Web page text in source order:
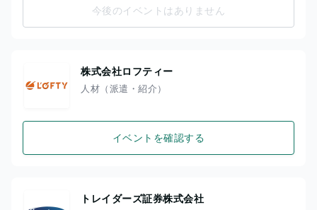
今後のイベントはありません
株式会社ロフティー
人材（派遣・紹介）
イベントを確認する
トレイダーズ証券株式会社